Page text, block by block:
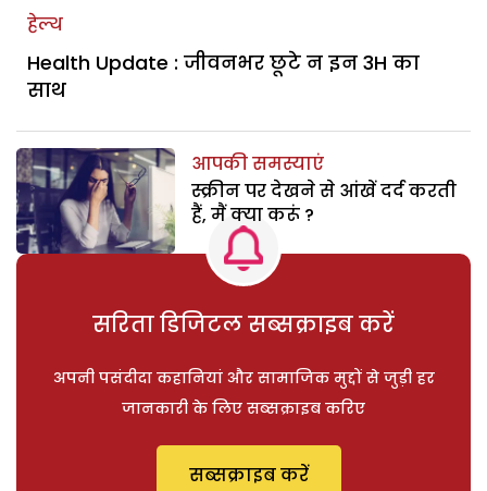
हेल्थ
Health Update : जीवनभर छूटे न इन 3H का
साथ
आपकी समस्याएं
स्क्रीन पर देखने से आंखें दर्द करती
हैं, मैं क्या करूं ?
सरिता डिजिटल सब्सक्राइब करें
अपनी पसंदीदा कहानियां और सामाजिक मुद्दों से जुड़ी हर
जानकारी के लिए सब्सक्राइब करिए
सब्सक्राइब करें